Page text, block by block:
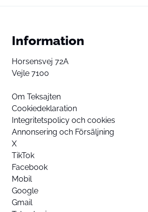
Information
Horsensvej 72A
Vejle 7100
Om Teksajten
Cookiedeklaration
Integritetspolicy och cookies
Annonsering och Försäljning
X
TikTok
Facebook
Mobil
Google
Gmail